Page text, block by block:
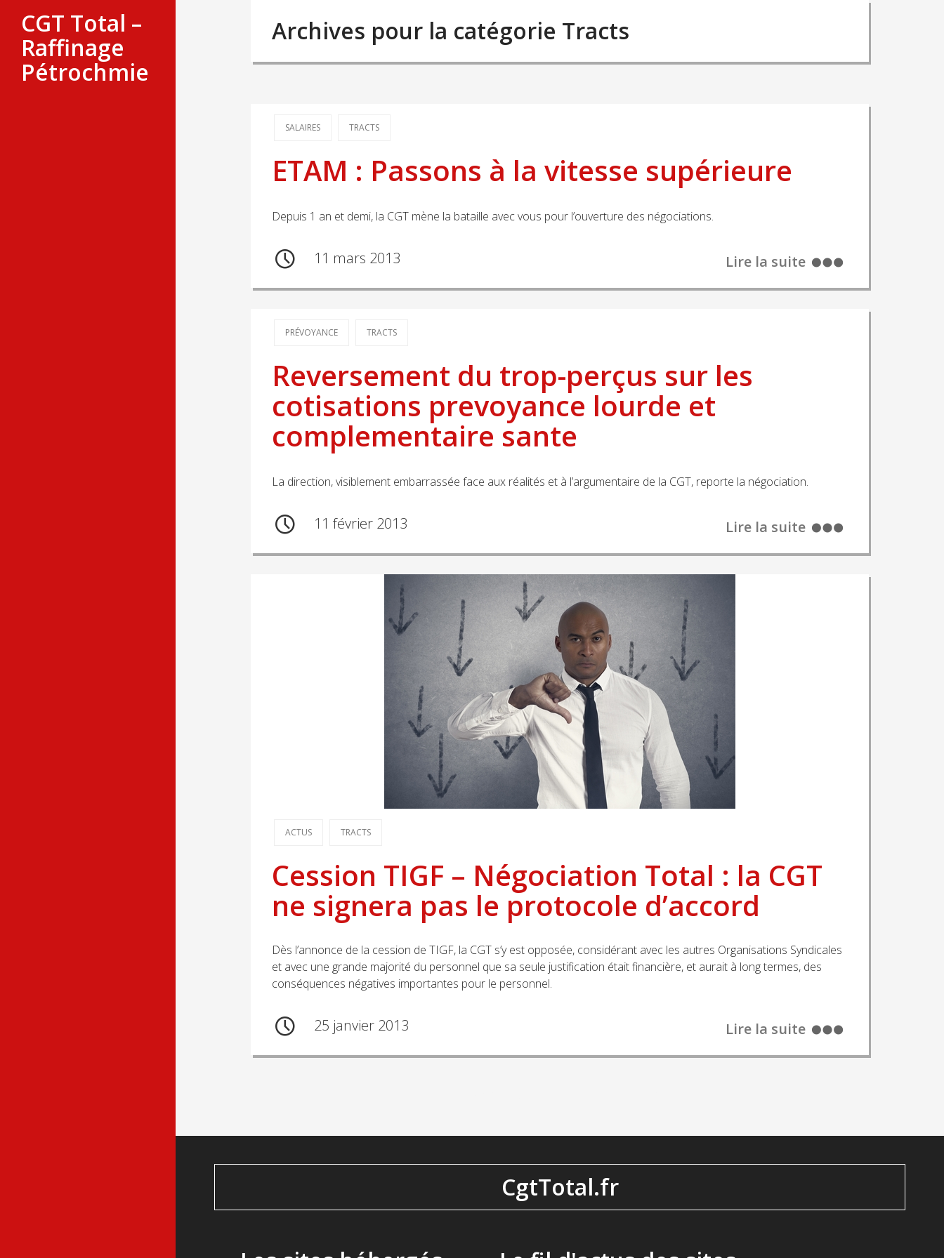
CGT Total –
Raffinage
Pétrochmie
Archives pour la catégorie Tracts
SALAIRES TRACTS
ETAM : Passons à la vitesse supérieure
Depuis 1 an et demi, la CGT mène la bataille avec vous pour l’ouverture des négociations.
11 mars 2013 Lire la suite
PRÉVOYANCE TRACTS
Reversement du trop-perçus sur les
cotisations prevoyance lourde et
complementaire sante
La direction, visiblement embarrassée face aux réalités et à l’argumentaire de la CGT, reporte la négociation.
11 février 2013 Lire la suite
ACTUS TRACTS
Cession TIGF – Négociation Total : la CGT
ne signera pas le protocole d’accord
Dès l’annonce de la cession de TIGF, la CGT s’y est opposée, considérant avec les autres Organisations Syndicales
et avec une grande majorité du personnel que sa seule justification était financière, et aurait à long termes, des
conséquences négatives importantes pour le personnel.
25 janvier 2013 Lire la suite
navigation
CgtTotal.fr